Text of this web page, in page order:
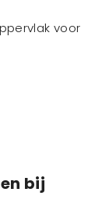
voor
bij